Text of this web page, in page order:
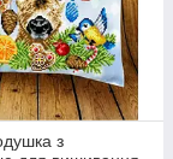
з